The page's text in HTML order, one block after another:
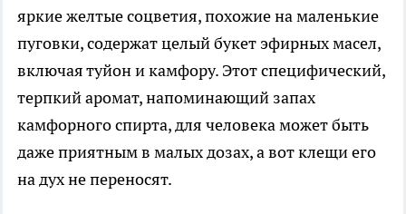
яркие желтые соцветия, похожие на маленькие
пуговки, содержат целый букет эфирных масел,
включая туйон и камфору. Этот специфический,
терпкий аромат, напоминающий запах
камфорного спирта, для человека может быть
даже приятным в малых дозах, а вот клещи его
на дух не переносят.